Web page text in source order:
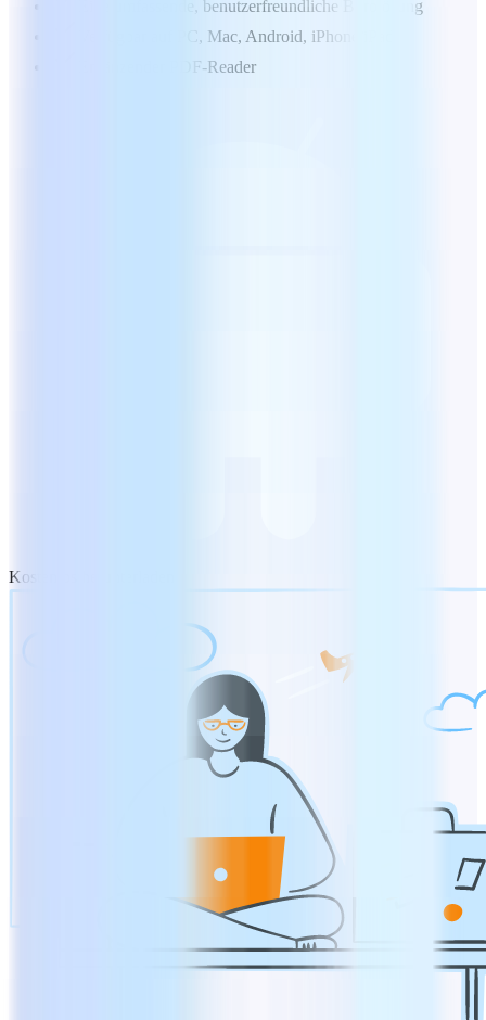
Eine umfassende, benutzerfreundliche Bürolösung
Verfügbar auf PC, Mac, Android, iPhone/iPad
Ergänzender PDF-Reader
Kostenlos herunterladen